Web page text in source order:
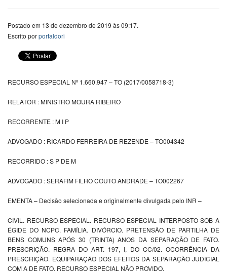
Postado em 13 de dezembro de 2019 às 09:17.
Escrito porportaldori
RECURSO ESPECIAL Nº 1.660.947 – TO (2017/0058718-3)
RELATOR : MINISTRO MOURA RIBEIRO
RECORRENTE : M I P
ADVOGADO : RICARDO FERREIRA DE REZENDE – TO004342
RECORRIDO : S P DE M
ADVOGADO : SERAFIM FILHO COUTO ANDRADE – TO002267
EMENTA – Decisão selecionada e originalmente divulgada pelo INR –
CIVIL. RECURSO ESPECIAL. RECURSO ESPECIAL INTERPOSTO SOB A
ÉGIDE DO NCPC. FAMÍLIA. DIVÓRCIO. PRETENSÃO DE PARTILHA DE
BENS COMUNS APÓS 30 (TRINTA) ANOS DA SEPARAÇÃO DE FATO.
PRESCRIÇÃO. REGRA DO ART. 197, I, DO CC/02. OCORRÊNCIA DA
PRESCRIÇÃO. EQUIPARAÇÃO DOS EFEITOS DA SEPARAÇÃO JUDICIAL
COM A DE FATO. RECURSO ESPECIAL NÃO PROVIDO.